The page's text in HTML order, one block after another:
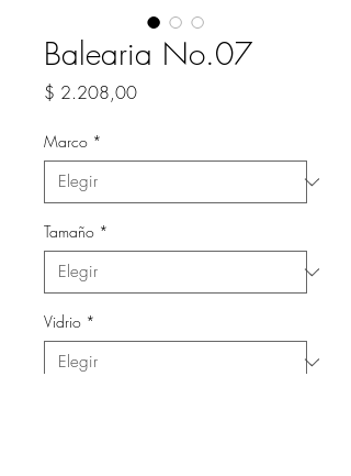
Balearia No.07
$ 2.208,00Precio
Marco *
Tamaño *
Vidrio *